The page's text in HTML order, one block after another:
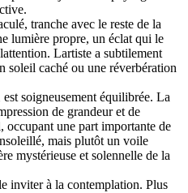
tranche avec le reste de la
lumière propre, un éclat qui le
Lartiste a subtilement
soleil caché ou une réverbération
soigneusement équilibrée. La
de grandeur et de
occupant une part importante de
mais plutôt un voile
mystérieuse et solennelle de la
inviter à la contemplation. Plus